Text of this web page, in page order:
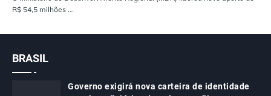
R$ 54,5 milhões …
BRASIL
Governo exigirá nova carteira de identidade